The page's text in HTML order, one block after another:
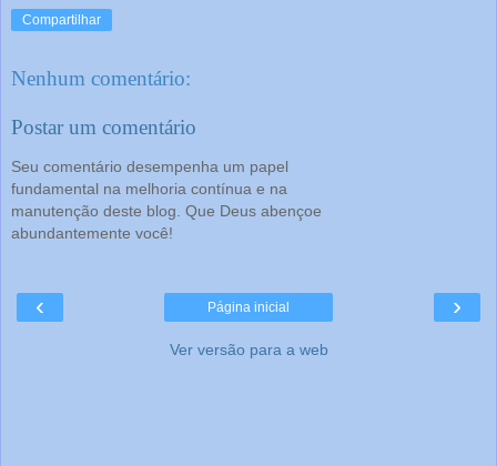
Compartilhar
Nenhum comentário:
Postar um comentário
Seu comentário desempenha um papel
fundamental na melhoria contínua e na
manutenção deste blog. Que Deus abençoe
abundantemente você!
‹ ›
Página inicial
Ver versão para a web